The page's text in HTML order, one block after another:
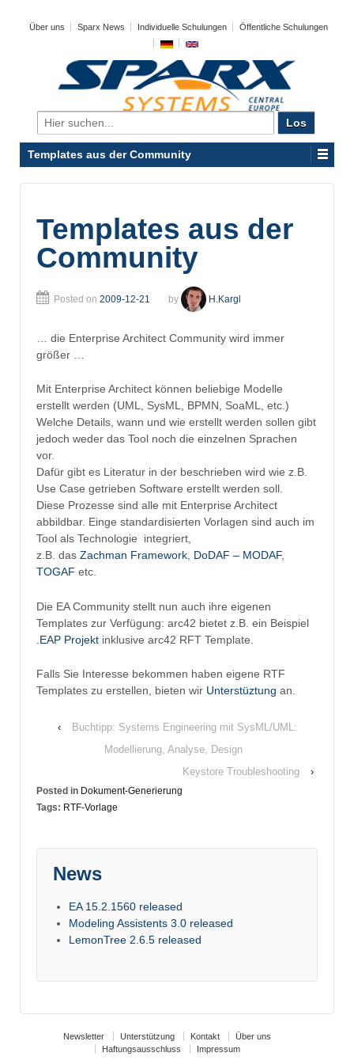
Über uns Sparx News Individuelle Schulungen Öffentliche Schulungen
Search
for:
Templates aus der Community
Templates aus der
Community
Posted on 2009-12-21 by H.Kargl
… die Enterprise Architect Community wird immer
größer …
Mit Enterprise Architect können beliebige Modelle
erstellt werden (UML, SysML, BPMN, SoaML, etc.)
Welche Details, wann und wie erstellt werden sollen gibt
jedoch weder das Tool noch die einzelnen Sprachen
vor.
Dafür gibt es Literatur in der beschrieben wird wie z.B.
Use Case getrieben Software erstellt werden soll.
Diese Prozesse sind alle mit Enterprise Architect
abbildbar. Einge standardisierten Vorlagen sind auch im
Tool als Technologie integriert,
z.B. das Zachman Framework DoDAF – MODAF,
TOGAF etc.
Die EA Community stellt nun auch ihre eigenen
Templates zur Verfügung: arc42 bietet z.B. ein Beispiel
.EAP Projekt inklusive arc42 RFT Template.
Falls Sie Interesse bekommen haben eigene RTF
Templates zu erstellen, bieten wir Unterstüztung an.
‹
Buchtipp: Systems Engineering mit SysML/UML:
Modellierung, Analyse, Design
Keystore Troubleshooting
›
Posted in Dokument-Generierung
Tags: RTF-Vorlage
News
EA 15.2.1560 released
Modeling Assistents 3.0 released
LemonTree 2.6.5 released
Newsletter Unterstützung Kontakt
Über uns
Haftungsausschluss
Impressum